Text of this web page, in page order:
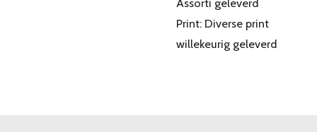
Assorti geleverd
Print: Diverse print
willekeurig geleverd